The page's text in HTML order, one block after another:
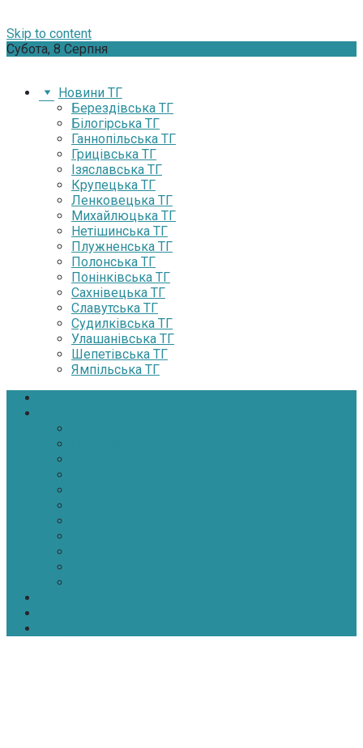
Skip to content
Субота, 8 Серпня
Новини ТГ
Берездівська ТГ
Білогірська ТГ
Ганнопільська ТГ
Грицівська ТГ
Ізяславська ТГ
Крупецька ТГ
Ленковецька ТГ
Михайлюцька ТГ
Нетішинська ТГ
Плужненська ТГ
Полонська ТГ
Понінківська ТГ
Сахнівецька ТГ
Славутська ТГ
Судилківська ТГ
Улашанівська ТГ
Шепетівська ТГ
Ямпільська ТГ